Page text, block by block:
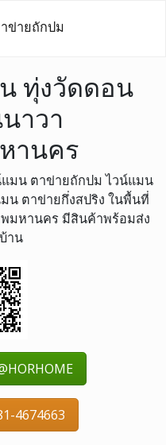
ข่ายถักปม
ทุ่งวัดดอน
าวา
านคร
มน ตาข่ายถักปม ไวน์แมน
น ตาข่ายกึ่งสปริง ในพื้นที่
มหานคร มีสินค้าพร้อมส่ง
าน
4674663